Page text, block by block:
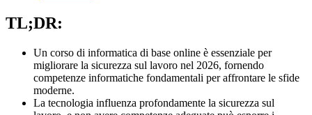
TL;DR:
Un corso di informatica di base online è essenziale per
migliorare la sicurezza sul lavoro nel 2026, fornendo
competenze informatiche fondamentali per affrontare le sfide
moderne.
La tecnologia influenza profondamente la sicurezza sul